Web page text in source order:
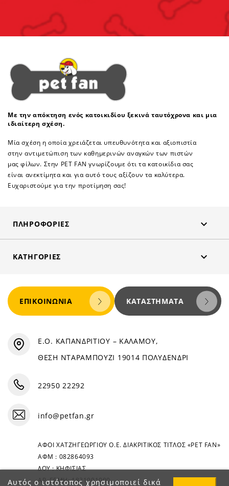
Με την απόκτηση ενός κατοικιδίου ξεκινά ταυτόχρονα και μια
ιδιαίτερη σχέση.
Μία σχέση η οποία χρειάζεται υπευθυνότητα και αξιοπιστία
στην αντιμετώπιση των καθημερινών αναγκών των πιστών
μας φίλων. Στην PET FAN γνωρίζουμε ότι τα κατοικίδια σας
είναι ανεκτίμητα και για αυτό τους αξίζουν τα καλύτερα.
Ευχαριστούμε για την προτίμηση σας!
ΠΛΗΡΟΦΟΡΊΕΣ 
ΚΑΤΗΓΟΡΊΕΣ 
Αυτός ο ιστότοπος χρησιμοποιεί δικά
ΕΠΙΚΟΙΝΩΝΊΑ ΚΑΤΑΣΤΉΜΑΤΑ
Ε.Ο. ΚΑΠΑΝΔΡΙΤΙΟΥ – ΚΑΛΑΜΟΥ,
ΘΕΣΗ ΝΤΑΡΑΜΠΟΥΖΙ 19014 ΠΟΛΥΔΕΝΔΡΙ
22950 22292
info@petfan.gr
ΑΦΟΙ ΧΑΤΖΗΓΕΩΡΓΙΟΥ Ο.Ε. ΔΙΑΚΡΙΤΙΚΟΣ ΤΙΤΛΟΣ «PET FAN»
ΑΦΜ : 082864093
ΔΟΥ : ΚΗΦΙΣΙΑΣ
ΑΡ. ΓΕΜΗ: 1821901000